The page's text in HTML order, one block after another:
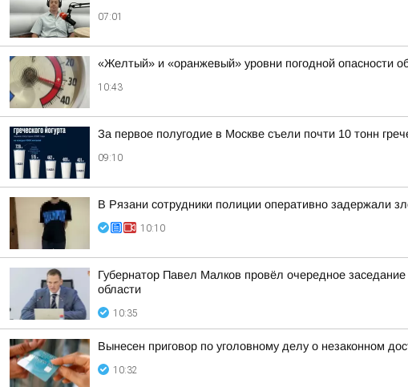
07:01
«Желтый» и «оранжевый» уровни погодной опасности
10:43
За первое полугодие в Москве съели почти 10 тонн
09:10
В Рязани сотрудники полиции оперативно задержали
10:10
Губернатор Павел Малков провёл очередное
области
10:35
Вынесен приговор по уголовному делу о незаконном
10:32